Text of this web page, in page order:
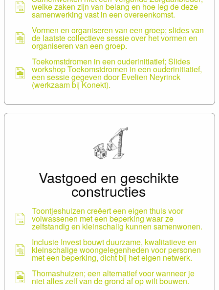
welke zaken zijn van belang en hoe leg de deze
samenwerking vast in een overeenkomst.
Vormen en organiseren van een groep; slides van
de laatste collectieve sessie over het vormen en
organiseren van een groep.
Toekomstdromen in een ouderinitiatief; Slides
workshop Toekomstdromen in een ouderinitiatief,
een sessie gegeven door Evelien Neyrinck
(werkzaam bij Konekt).
Presentatie: een groep ondersteunen
Vastgoed en geschikte
constructies
Toontjeshuizen creëert een eigen thuis voor
volwassenen met een beperking waar ze
zelfstandig en kleinschalig kunnen samenwonen.
Inclusie Invest bouwt duurzame, kwalitatieve en
kleinschalige woongelegenheden voor personen
met een beperking, dicht bij het eigen netwerk.
Thomashuizen; een alternatief voor wanneer je
niet alles zelf van de grond af op wilt bouwen.